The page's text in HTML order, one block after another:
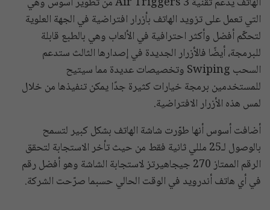
التي تعمل على تزويد الهاتف بأزرار افتراضية في الجهة العلوية
لتحكّم أفضل وأكثر احترافية في الألعاب وهي بالطبع قابلة
للبرمجة، أيضًا فالأزرار الجديدة في إصدارها الثالث ستدعم
السحب Swiping وتخصيصات عديدة مما سيتيح
للمستخدمين برمجة خيارات كثيرة جدًا يمكن تنفيذها من خلال
لمس هذه الأزرار الافتراضية.
أضافت أسوس أنها طوّرت شاشة الهاتف بشكل كبير لتسمح
بالوصول لـ25 مللي ثانية فقط من حيث تأخر الاستجابة لتحقق
الرقم الممتاز 270 جيجاهيرتز لاستجابة الشاشة وهو أفضل رقم
في أي هاتف أندرويد في الوقت الحالي حسبما صرّحت الشركة.